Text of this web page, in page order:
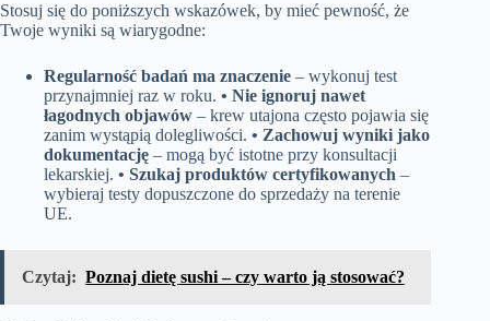
Stosuj się do poniższych wskazówek, by mieć pewność, że
Twoje wyniki są wiarygodne:
Regularność badań ma znaczenie – wykonuj test
przynajmniej raz w roku. • Nie ignoruj nawet
łagodnych objawów – krew utajona często pojawia się
zanim wystąpią dolegliwości. • Zachowuj wyniki jako
dokumentację – mogą być istotne przy konsultacji
lekarskiej. • Szukaj produktów certyfikowanych –
wybieraj testy dopuszczone do sprzedaży na terenie
UE.
Czytaj: Poznaj dietę sushi – czy warto ją stosować?